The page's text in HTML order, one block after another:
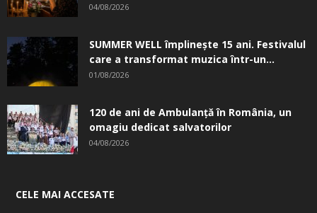
04/08/2026
SUMMER WELL împlinește 15 ani. Festivalul
care a transformat muzica într-un...
01/08/2026
120 de ani de Ambulanță în România, un
omagiu dedicat salvatorilor
04/08/2026
CELE MAI ACCESATE